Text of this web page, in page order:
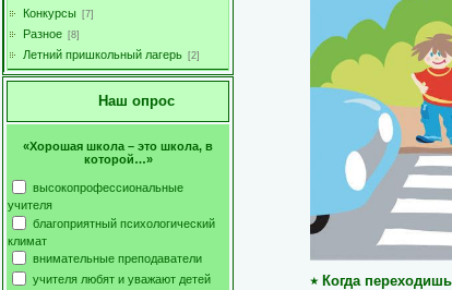
Конкурсы [7]
Разное [8]
Летний пришкольный лагерь [2]
Наш опрос
«Хорошая школа – это школа, в
которой…»
высокопрофессиональные
учителя
благоприятный психологический
климат
внимательные преподаватели
учителя любят и уважают детей
٭ Когда